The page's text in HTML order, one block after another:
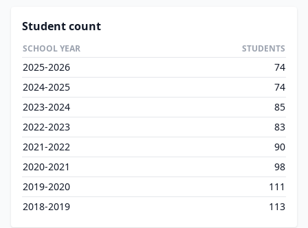
Student count
SCHOOL YEAR STUDENTS
2025-2026
74
2024-2025
74
2023-2024
85
2022-2023
83
2021-2022
90
2020-2021
98
2019-2020
111
2018-2019
113